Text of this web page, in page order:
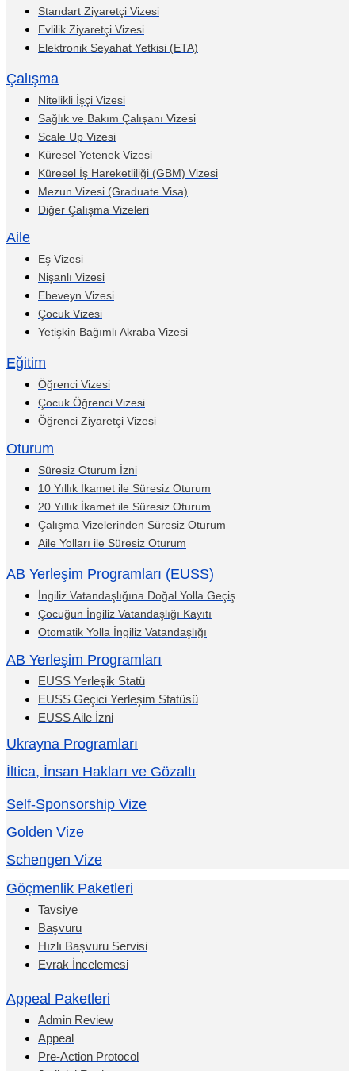
Standart Ziyaretçi Vizesi
Evlilik Ziyaretçi Vizesi
Elektronik Seyahat Yetkisi (ETA)
Çalışma
Nitelikli İşçi Vizesi
Sağlık ve Bakım Çalışanı Vizesi
Scale Up Vizesi
Küresel Yetenek Vizesi
Küresel İş Hareketliliği (GBM) Vizesi
Mezun Vizesi (Graduate Visa)
Diğer Çalışma Vizeleri
Aile
Eş Vizesi
Nişanlı Vizesi
Ebeveyn Vizesi
Çocuk Vizesi
Yetişkin Bağımlı Akraba Vizesi
Eğitim
Öğrenci Vizesi
Çocuk Öğrenci Vizesi
Öğrenci Ziyaretçi Vizesi
Oturum
Süresiz Oturum İzni
10 Yıllık İkamet ile Süresiz Oturum
20 Yıllık İkamet ile Süresiz Oturum
Çalışma Vizelerinden Süresiz Oturum
Aile Yolları ile Süresiz Oturum
AB Yerleşim Programları (EUSS)
İngiliz Vatandaşlığına Doğal Yolla Geçiş
Çocuğun İngiliz Vatandaşlığı Kayıtı
Otomatik Yolla İngiliz Vatandaşlığı
AB Yerleşim Programları
EUSS Yerleşik Statü
EUSS Geçici Yerleşim Statüsü
EUSS Aile İzni
Ukrayna Programları
İltica, İnsan Hakları ve Gözaltı
Self-Sponsorship Vize
Golden Vize
Schengen Vize
Göçmenlik Paketleri
Tavsiye
Başvuru
Hızlı Başvuru Servisi
Evrak İncelemesi
Appeal Paketleri
Admin Review
Appeal
Pre-Action Protocol